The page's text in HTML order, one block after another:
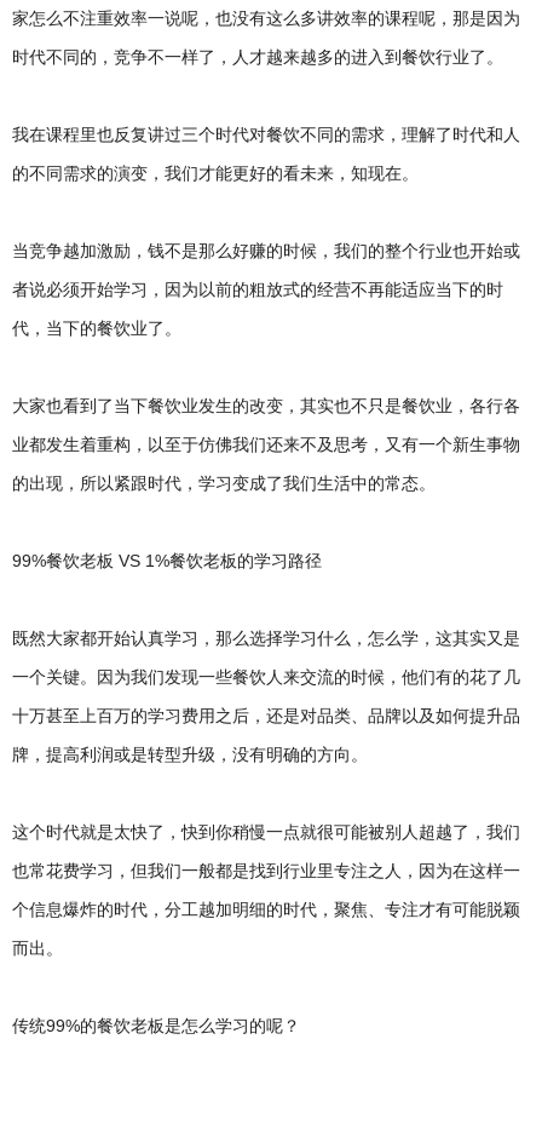
家怎么不注重效率一说呢，也没有这么多讲效率的课程呢，那是因为
时代不同的，竞争不一样了，人才越来越多的进入到餐饮行业了。
我在课程里也反复讲过三个时代对餐饮不同的需求，理解了时代和人
的不同需求的演变，我们才能更好的看未来，知现在。
当竞争越加激励，钱不是那么好赚的时候，我们的整个行业也开始或
者说必须开始学习，因为以前的粗放式的经营不再能适应当下的时
代，当下的餐饮业了。
大家也看到了当下餐饮业发生的改变，其实也不只是餐饮业，各行各
业都发生着重构，以至于仿佛我们还来不及思考，又有一个新生事物
的出现，所以紧跟时代，学习变成了我们生活中的常态。
99%餐饮老板 VS 1%餐饮老板的学习路径
既然大家都开始认真学习，那么选择学习什么，怎么学，这其实又是
一个关键。因为我们发现一些餐饮人来交流的时候，他们有的花了几
十万甚至上百万的学习费用之后，还是对品类、品牌以及如何提升品
牌，提高利润或是转型升级，没有明确的方向。
这个时代就是太快了，快到你稍慢一点就很可能被别人超越了，我们
也常花费学习，但我们一般都是找到行业里专注之人，因为在这样一
个信息爆炸的时代，分工越加明细的时代，聚焦、专注才有可能脱颖
而出。
传统99%的餐饮老板是怎么学习的呢？